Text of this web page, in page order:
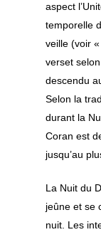
aspect
temporelle
veille (voir «
verset
descendu
Selon la
durant la
Coran est
jusqu’au
La Nuit du
jeûne et se
nuit. Les